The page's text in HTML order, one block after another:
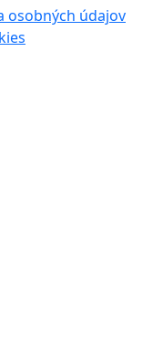
osobných údajov